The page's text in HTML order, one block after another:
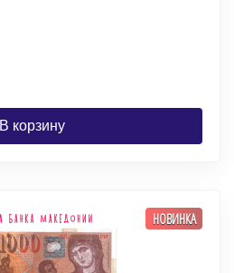
В корзину
НОВИНКА